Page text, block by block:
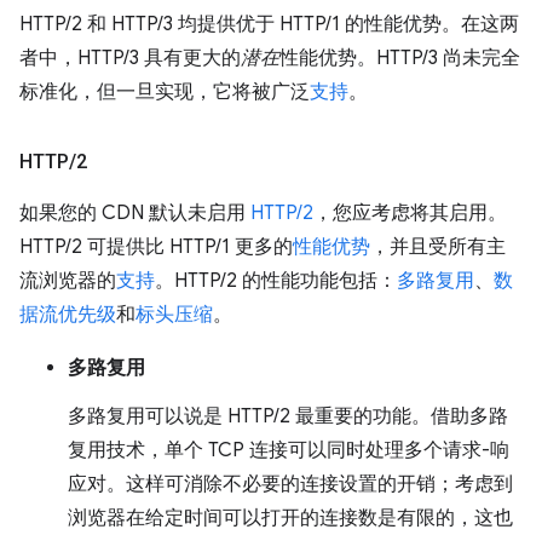
HTTP/2 和 HTTP/3 均提供优于 HTTP/1 的性能优势。在这两
者中，HTTP/3 具有更大的潜在性能优势。HTTP/3 尚未完全
标准化，但一旦实现，它将被广泛支持。
HTTP/2
如果您的 CDN 默认未启用 HTTP/2 ，您应考虑将其启用。
HTTP/2 可提供比 HTTP/1 更多的性能优势 ，并且受所有主
流浏览器的支持。HTTP/2 的性能功能包括： 多路复用、 数
据流优先级和标头压缩。
多路复用
多路复用可以说是 HTTP/2 最重要的功能。借助多路
复用技术，单个 TCP 连接可以同时处理多个请求-响
应对。这样可消除不必要的连接设置的开销；考虑到
浏览器在给定时间可以打开的连接数是有限的，这也